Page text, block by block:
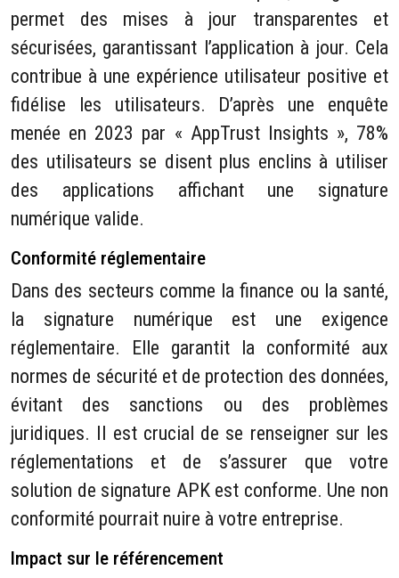
permet des mises à jour transparentes et
sécurisées, garantissant l’application à jour. Cela
contribue à une expérience utilisateur positive et
fidélise les utilisateurs. D’après une enquête
menée en 2023 par « AppTrust Insights », 78%
des utilisateurs se disent plus enclins à utiliser
des applications affichant une signature
numérique valide.
Conformité réglementaire
Dans des secteurs comme la finance ou la santé,
la signature numérique est une exigence
réglementaire. Elle garantit la conformité aux
normes de sécurité et de protection des données,
évitant des sanctions ou des problèmes
juridiques. Il est crucial de se renseigner sur les
réglementations et de s’assurer que votre
solution de signature APK est conforme. Une non
conformité pourrait nuire à votre entreprise.
Impact sur le référencement